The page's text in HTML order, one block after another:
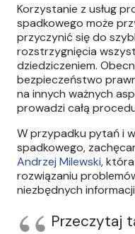
Korzystanie z usług
spadkowego może
przyczynić się do
rozstrzygnięcia
dziedziczeniem.
bezpieczeństwo
na innych ważnych
prowadzi całą
W przypadku pytań i
spadkowego,
Andrzej Milewski,
rozwiązaniu
niezbędnych
Przeczytaj